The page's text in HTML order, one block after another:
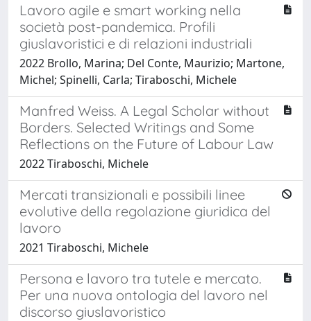
Lavoro agile e smart working nella
società post-pandemica. Profili
giuslavoristici e di relazioni industriali
2022 Brollo, Marina; Del Conte, Maurizio; Martone,
Michel; Spinelli, Carla; Tiraboschi, Michele
Manfred Weiss. A Legal Scholar without
Borders. Selected Writings and Some
Reflections on the Future of Labour Law
2022 Tiraboschi, Michele
Mercati transizionali e possibili linee
evolutive della regolazione giuridica del
lavoro
2021 Tiraboschi, Michele
Persona e lavoro tra tutele e mercato.
Per una nuova ontologia del lavoro nel
discorso giuslavoristico